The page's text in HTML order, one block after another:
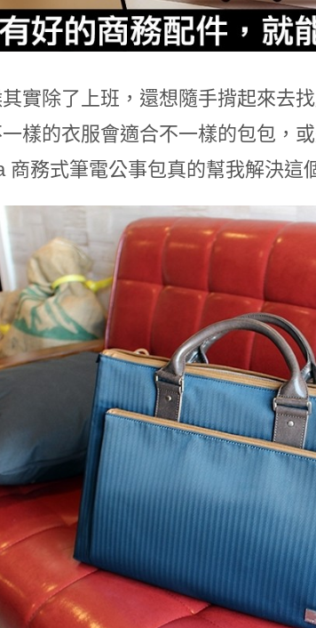
實除了上班，還想隨手揹起來去
樣的衣服會適合不一樣的包包，
商務式筆電公事包真的幫我解決這